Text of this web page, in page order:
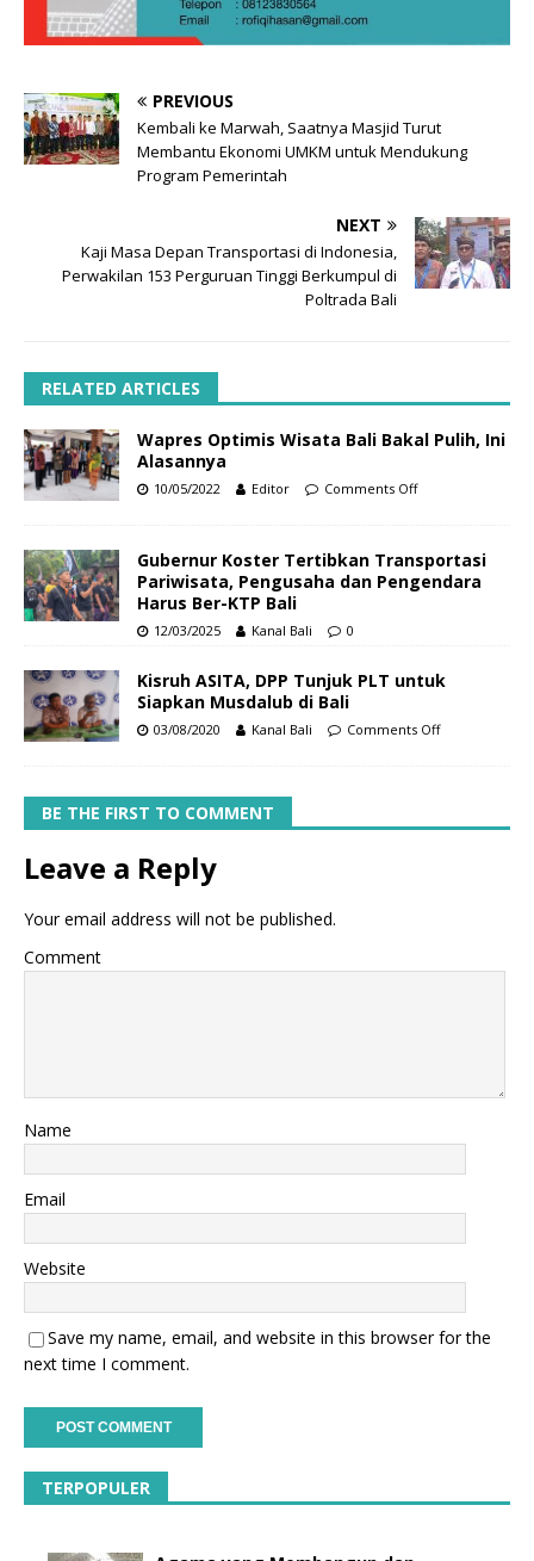
PREVIOUS
Kembali ke Marwah, Saatnya Masjid Turut
Membantu Ekonomi UMKM untuk Mendukung
Program Pemerintah
NEXT
Kaji Masa Depan Transportasi di Indonesia,
Perwakilan 153 Perguruan Tinggi Berkumpul di
Poltrada Bali
RELATED ARTICLES
Wapres Optimis Wisata Bali Bakal Pulih, Ini
Alasannya
10/05/2022 Editor Comments Off
Gubernur Koster Tertibkan Transportasi
Pariwisata, Pengusaha dan Pengendara
Harus Ber-KTP Bali
12/03/2025 Kanal Bali 0
Kisruh ASITA, DPP Tunjuk PLT untuk
Siapkan Musdalub di Bali
03/08/2020 Kanal Bali Comments Off
BE THE FIRST TO COMMENT
Leave a Reply
Your email address will not be published.
Comment
Name
Email
Website
Save my name, email, and website in this browser for the
next time I comment.
TERPOPULER